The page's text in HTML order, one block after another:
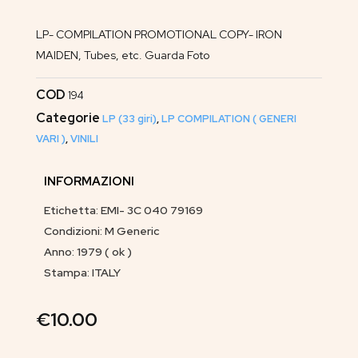
LP- COMPILATION PROMOTIONAL COPY- IRON
MAIDEN, Tubes, etc. Guarda Foto
COD 194
Categorie LP (33 giri),LP COMPILATION ( GENERI
VARI ),VINILI
INFORMAZIONI
Etichetta: EMI- 3C 040 79169
Condizioni: M Generic
Anno: 1979 ( ok )
Stampa: ITALY
€10.00